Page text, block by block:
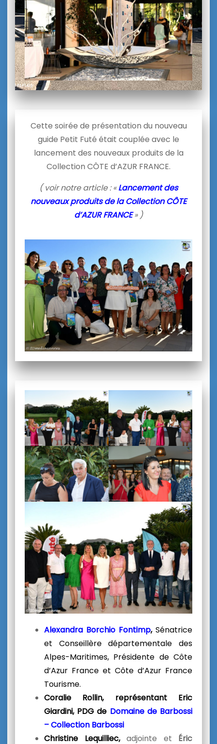
Cette soirée de présentation du nouveau
guide Petit Futé était couplée avec le
lancement des nouveaux produits de la
Collection CÔTE d’AZUR FRANCE.
( voir notre article : «Lancement des
nouveaux produits de la Collection CÔTE
d’AZUR FRANCE» )
Alexandra Borchio Fontimp, Sénatrice
et Conseillère départementale des
Alpes-Maritimes, Présidente de Côte
d’Azur France et Côte d’Azur France
Tourisme.
Coralie Rollin,représentant Eric
Giardini, PDG de Domaine de Barbossi
– Collection Barbossi
Christine Lequilliec,adjointe et Éric